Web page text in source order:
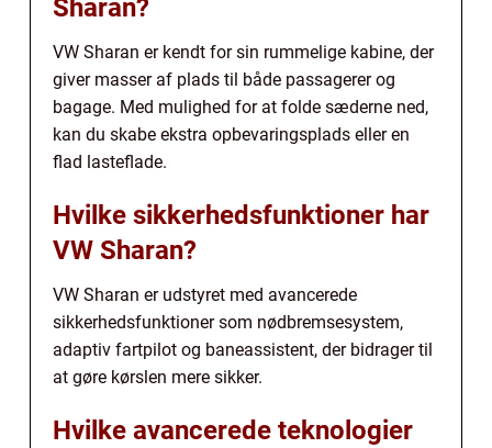
Sharan?
VW Sharan er kendt for sin rummelige kabine, der
giver masser af plads til både passagerer og
bagage. Med mulighed for at folde sæderne ned,
kan du skabe ekstra opbevaringsplads eller en
flad lasteflade.
Hvilke sikkerhedsfunktioner har
VW Sharan?
VW Sharan er udstyret med avancerede
sikkerhedsfunktioner som nødbremsesystem,
adaptiv fartpilot og baneassistent, der bidrager til
at gøre kørslen mere sikker.
Hvilke avancerede teknologier